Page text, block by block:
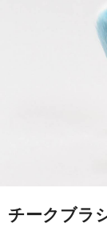
チークブラ